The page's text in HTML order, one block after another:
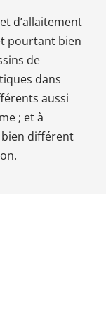
d’allaitement
pourtant bien
de
dans
aussi
; et à
bien différent